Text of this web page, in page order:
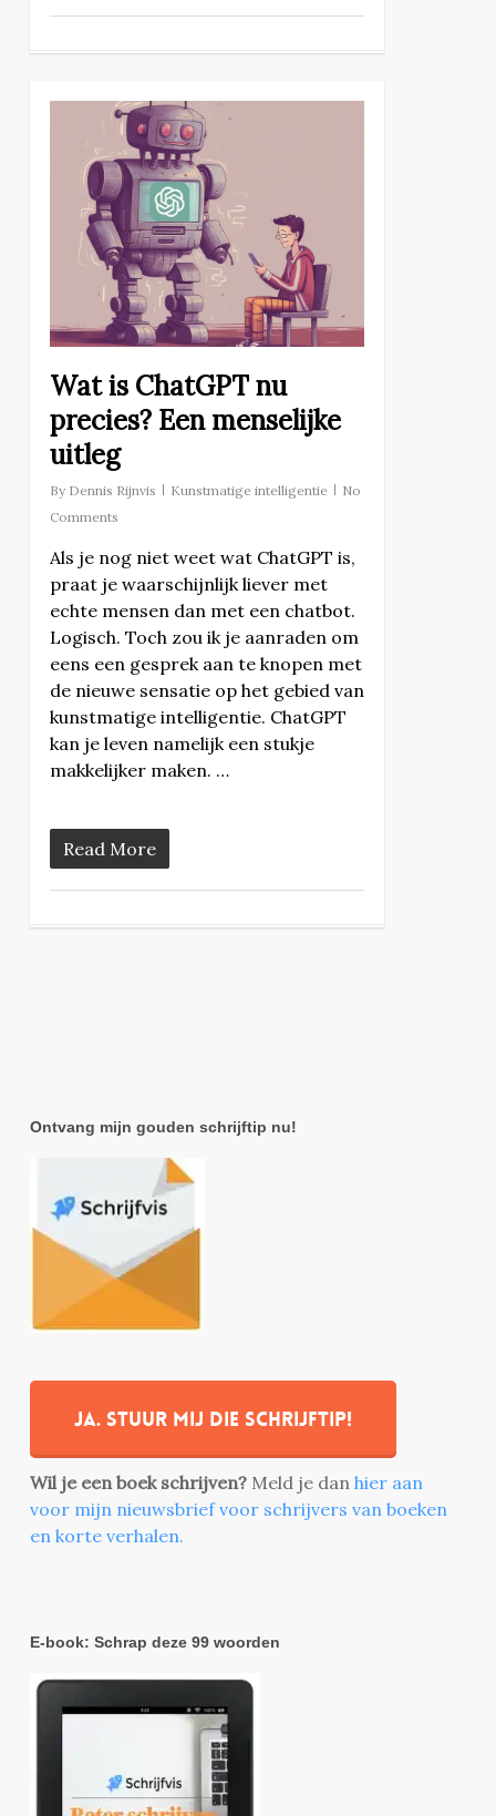
Wat is ChatGPT nu
precies? Een menselijke
uitleg
By Dennis Rijnvis Kunstmatige intelligentie
No
Comments
Als je nog niet weet wat ChatGPT is,
praat je waarschijnlijk liever met
echte mensen dan met een chatbot.
Logisch. Toch zou ik je aanraden om
eens een gesprek aan te knopen met
de nieuwe sensatie op het gebied van
kunstmatige intelligentie. ChatGPT
kan je leven namelijk een stukje
makkelijker maken. …
Read More
Ontvang mijn gouden schrijftip nu!
Ja. stuur mij die schrijftip!
Wil je een boek schrijven? Meld je dan hier aan
voor mijn nieuwsbrief voor schrijvers van boeken
en korte verhalen.
E-book: Schrap deze 99 woorden